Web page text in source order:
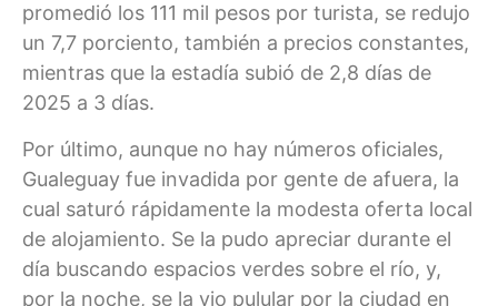
promedió los 111 mil pesos por turista, se redujo
un 7,7 porciento, también a precios constantes,
mientras que la estadía subió de 2,8 días de
2025 a 3 días.
Por último, aunque no hay números oficiales,
Gualeguay fue invadida por gente de afuera, la
cual saturó rápidamente la modesta oferta local
de alojamiento. Se la pudo apreciar durante el
día buscando espacios verdes sobre el río, y,
por la noche, se la vio pulular por la ciudad en